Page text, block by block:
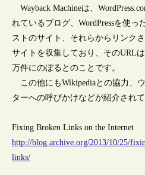
Wayback Machineは、
れているブログ、WordPressを使っ
ストのサイト、それらからリンク
サイトを収集しており、そのURL
万件にのぼるとのことです。
この他にもWikipediaとの協力、
ターへの呼びかけなどが紹介されて
Fixing Broken Links on the Internet
http://blog.archive.org/2013/10/25/
links/